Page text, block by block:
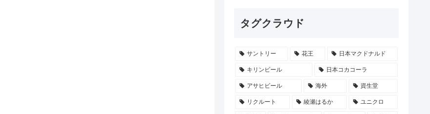
タグクラウド
サントリー 花王 日本マクドナルド
キリンビール 日本コカコーラ
アサヒビール 海外 資生堂
リクルート 綾瀬はるか ユニクロ